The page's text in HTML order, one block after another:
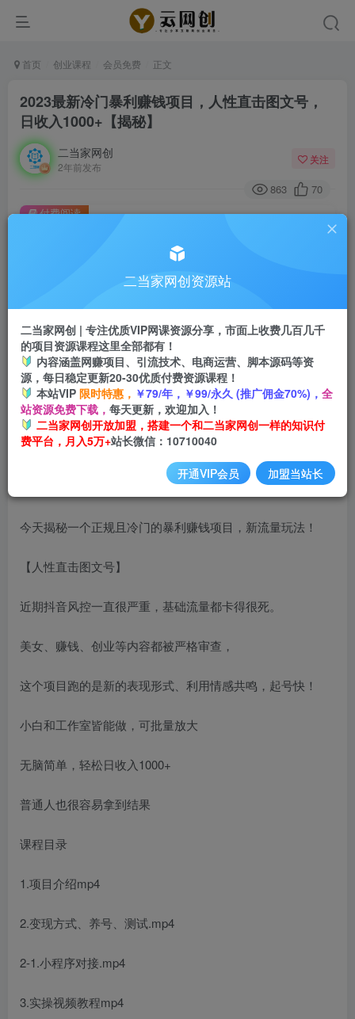
首页 创业课程 会员免费 正文
2023最新冷门暴利赚钱项目，人性直击图文号，
日收入1000+【揭秘】
二当家网创
2年前发布
关注
863 70
此内容为付费阅读，请付费后查看
9.9
付费阅读
今天揭秘一个正规且冷门的暴利赚钱项目，新流量玩法！
【人性直击图文号】
近期抖音风控一直很严重，基础流量都卡得很死。
美女、赚钱、创业等内容都被严格审查，
这个项目跑的是新的表现形式、利用情感共鸣，起号快！
小白和工作室皆能做，可批量放大
无脑简单，轻松日收入1000+
普通人也很容易拿到结果
课程目录
1.项目介绍mp4
2.变现方式、养号、测试.mp4
2-1.小程序对接.mp4
3.实操视频教程mp4
二当家网创资源站
二当家网创 | 专注优质VIP网课资源分享，市面上收费几百几千
的项目资源课程这里全部都有！
内容涵盖网赚项目、引流技术、电商运营、脚本源码等资
源，每日稳定更新20-30优质付费资源课程！
本站VIP 限时特惠， ￥79/年，￥99/永久 (推广佣金70%)， 全
站资源免费下载， 每天更新，欢迎加入！
二当家网创开放加盟，搭建一个和二当家网创一样的知识付
费平台，月入5万+站长微信：10710040
开通VIP会员 加盟当站长